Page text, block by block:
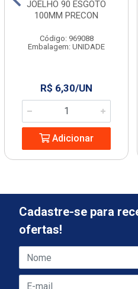
JOELHO 90 ESGOTO
100MM PRECON
Código: 969088
Embalagem: UNIDADE
R$ 6,30/UN
Adicionar
Cadastre-se para
ofertas!